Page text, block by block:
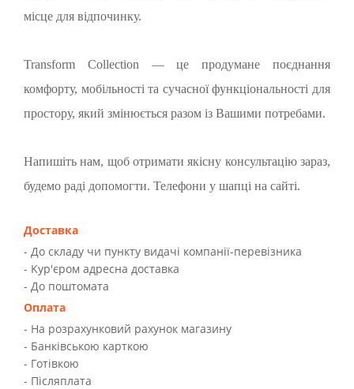
місце для відпочинку.
Transform Collection — це продумане поєднання
комфорту, мобільності та сучасної функціональності для
простору, який змінюється разом із Вашими потребами.
Напишіть нам, щоб отримати якісну консультацію зараз,
будемо раді допомогти. Телефони у шапці на сайті.
Доставка
- До складу чи пункту видачі компанії-перевізника
- Kур'єром адресна доставка
- До поштомата
Оплата
- На розрахунковий рахунок магазину
- Банківською карткою
- Готівкою
- Післяплата